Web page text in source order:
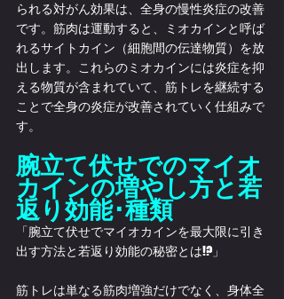
られる対がん効果は、全身の慢性炎症の改善
です。筋肉は運動すると、ミオカインと呼ば
れるサイトカイン（細胞間の伝達物質）を放
出します。これらのミオカインには炎症を抑
える物質が含まれていて、筋トレを継続する
ことで全身の炎症が改善されていく仕組みで
す。
腕立て伏せでのマイオ
カインの増やし方と若
返り効能･種類
「腕立て伏せでマイオカインを最大限に引き
出す方法と若返り効能の秘密とは!?」
筋トレは単なる筋肉増強だけでなく、身体全